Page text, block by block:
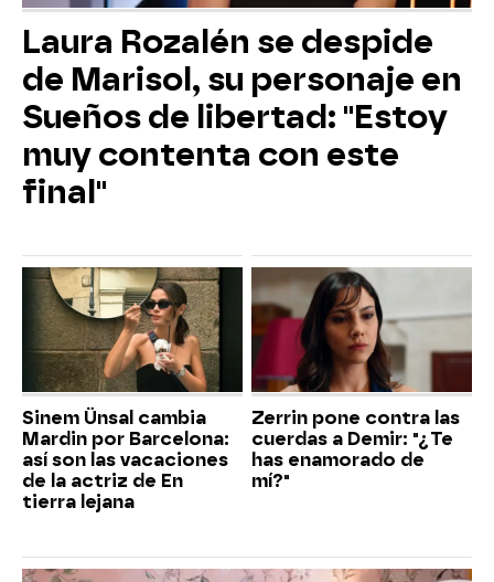
Laura Rozalén se despide
de Marisol, su personaje en
Sueños de libertad: "Estoy
muy contenta con este
final"
Sinem Ünsal cambia
Mardin por Barcelona:
así son las vacaciones
de la actriz de En
tierra lejana
Zerrin pone contra las
cuerdas a Demir: "¿Te
has enamorado de
mí?"